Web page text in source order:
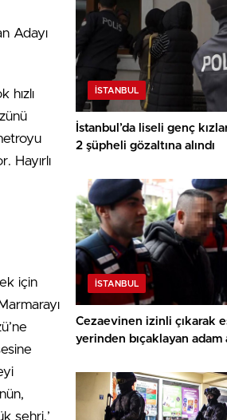
Adayı
hızlı
Hayırlı
için
şehri.’
İSTANBUL
İstanbul’da liseli genç
2 şüpheli gözaltına alındı
İSTANBUL
Cezaevinen izinli çıkarak
yerinden bıçaklayan adam